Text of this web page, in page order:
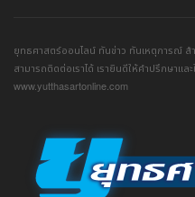
ยุทธศาสตร์ออนไลน์ ทันข่าว ทันเหตุการณ์ ส
สามารถติดต่อเราได้ เรายินดีให้คำปรึกษาแ
www.yutthasartonline.com